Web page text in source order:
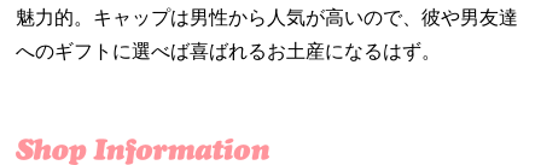
魅力的。キャップは男性から人気が高いので、彼や男友達
へのギフトに選べば喜ばれるお土産になるはず。